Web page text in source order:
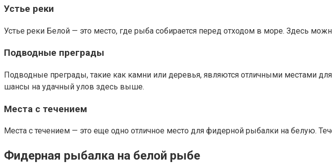
Устье реки
Устье реки Белой — это место, где рыба собирается перед отходом в море. Здесь
Подводные преграды
Подводные преграды, такие как камни или деревья, являются отличными местами
шансы на удачный улов здесь выше.
Места с течением
Места с течением — это еще одно отличное место для фидерной рыбалки на белую.
Фидерная рыбалка на белой рыбе